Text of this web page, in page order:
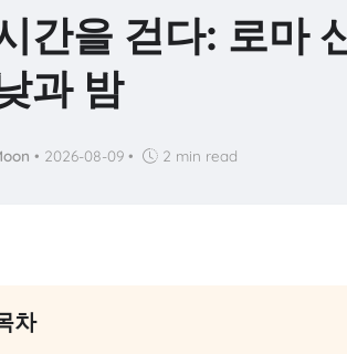
간을 걷다: 로마
과 밤
• 2026-08-09 • 2 min read
차